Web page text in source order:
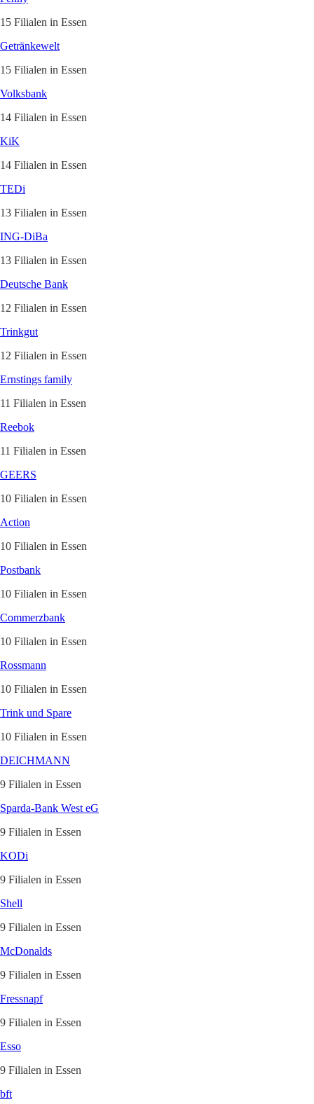
15 Filialen in Essen
Getränkewelt
15 Filialen in Essen
Volksbank
14 Filialen in Essen
KiK
14 Filialen in Essen
TEDi
13 Filialen in Essen
ING-DiBa
13 Filialen in Essen
Deutsche Bank
12 Filialen in Essen
Trinkgut
12 Filialen in Essen
Ernstings family
11 Filialen in Essen
Reebok
11 Filialen in Essen
GEERS
10 Filialen in Essen
Action
10 Filialen in Essen
Postbank
10 Filialen in Essen
Commerzbank
10 Filialen in Essen
Rossmann
10 Filialen in Essen
Trink und Spare
10 Filialen in Essen
DEICHMANN
9 Filialen in Essen
Sparda-Bank West eG
9 Filialen in Essen
KODi
9 Filialen in Essen
Shell
9 Filialen in Essen
McDonalds
9 Filialen in Essen
Fressnapf
9 Filialen in Essen
Esso
9 Filialen in Essen
bft